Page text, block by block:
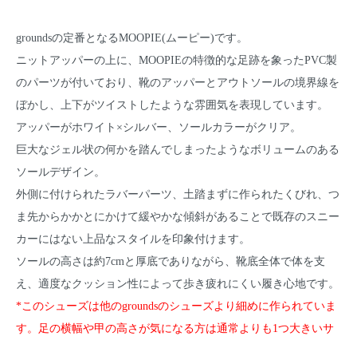
groundsの定番となるMOOPIE(ムーピー)です。
ニットアッパーの上に、MOOPIEの特徴的な足跡を象ったPVC製
のパーツが付いており、靴のアッパーとアウトソールの境界線を
ぼかし、上下がツイストしたような雰囲気を表現しています。
アッパーがホワイト×シルバー、ソールカラーがクリア。
巨大なジェル状の何かを踏んでしまったようなボリュームのある
ソールデザイン。
外側に付けられたラバーパーツ、土踏まずに作られたくびれ、つ
ま先からかかとにかけて緩やかな傾斜があることで既存のスニー
カーにはない上品なスタイルを印象付けます。
ソールの高さは約7cmと厚底でありながら、靴底全体で体を支
え、適度なクッション性によって歩き疲れにくい履き心地です。
*このシューズは他のgroundsのシューズより細めに作られていま
す。足の横幅や甲の高さが気になる方は通常よりも1つ大きいサ